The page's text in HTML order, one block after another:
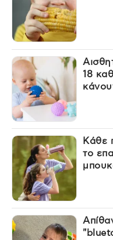
18
Κάθε
το